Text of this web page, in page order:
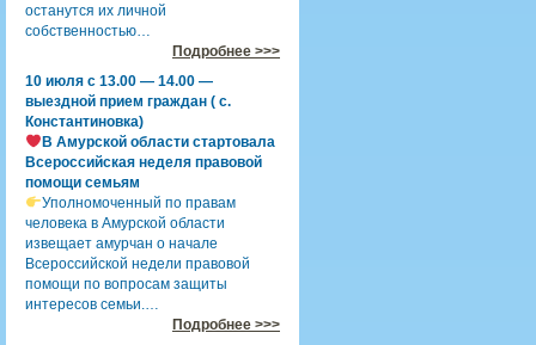
останутся их личной
собственностью…
Подробнее >>>
10 июля с 13.00 — 14.00 —
выездной прием граждан ( с.
Константиновка)
В Амурской области стартовала
Всероссийская неделя правовой
помощи семьям
Уполномоченный по правам
человека в Амурской области
извещает амурчан о начале
Всероссийской недели правовой
помощи по вопросам защиты
интересов семьи.…
Подробнее >>>